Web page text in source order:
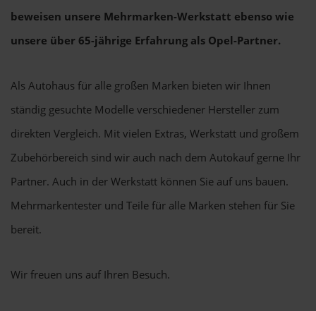
beweisen unsere Mehrmarken-Werkstatt ebenso wie
unsere über 65-jährige Erfahrung als Opel-Partner.
Als Autohaus für alle großen Marken bieten wir Ihnen
ständig gesuchte Modelle verschiedener Hersteller zum
direkten Vergleich. Mit vielen Extras, Werkstatt und großem
Zubehörbereich sind wir auch nach dem Autokauf gerne Ihr
Partner. Auch in der Werkstatt können Sie auf uns bauen.
Mehrmarkentester und Teile für alle Marken stehen für Sie
bereit.
Wir freuen uns auf Ihren Besuch.